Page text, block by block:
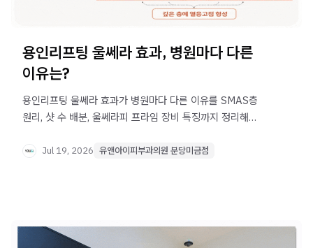
용인리프팅 울쎄라 효과, 병원마다 다른
이유는?
용인리프팅 울쎄라 효과가 병원마다 다른 이유를 SMAS층
원리, 샷 수 배분, 울쎄라피 프라임 장비 특징까지 정리해
Jul 19, 2026 유앤아이피부과의원 분당미금점